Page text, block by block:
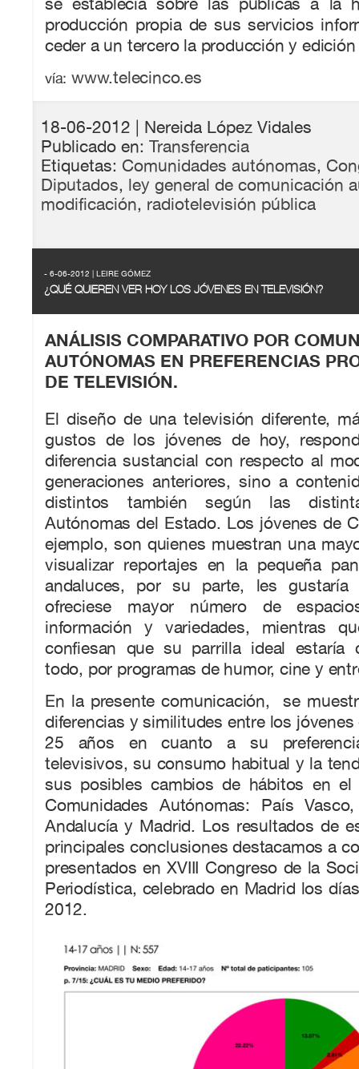
producción propia de sus servicios
ceder a un tercero la producción y
vía: www.telecinco.es
18-06-2012 | Nereida López Vidales
Publicado en: Transferencia
Etiquetas: Comunidades autónomas,
Diputados, ley general de comunicación
modificación, radiotelevisión pública
- 6-06-2012 | LEIRE GÓMEZ
¿QUÉ QUIEREN VER HOY LOS JÓVENES EN TELEVISIÓN?
ANÁLISIS COMPARATIVO POR
AUTÓNOMAS EN PREFERENCIAS
DE TELEVISIÓN.
El diseño de una televisión diferente,
gustos de los jóvenes de hoy,
diferencia sustancial con respecto al
generaciones anteriores, sino a
distintos también según las
Autónomas del Estado. Los jóvenes de
ejemplo, son quienes muestran una
visualizar reportajes en la pequeña
andaluces, por su parte, les gustaría
ofreciese mayor número de
información y variedades, mientras
confiesan que su parrilla ideal estaría
todo, por programas de humor, cine y
En la presente comunicación, se
diferencias y similitudes entre los
25 años en cuanto a su
televisivos, su consumo habitual y la
sus posibles cambios de hábitos en
Comunidades Autónomas: País
Andalucía y Madrid. Los resultados de
principales conclusiones destacamos a
presentados en XVIII Congreso de la
Periodística, celebrado en Madrid los
2012.